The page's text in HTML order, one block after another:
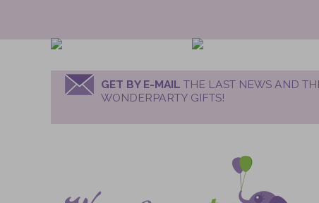
GET BY E-MAIL THE LAST NEWS AND
WONDERPARTY GIFTS!